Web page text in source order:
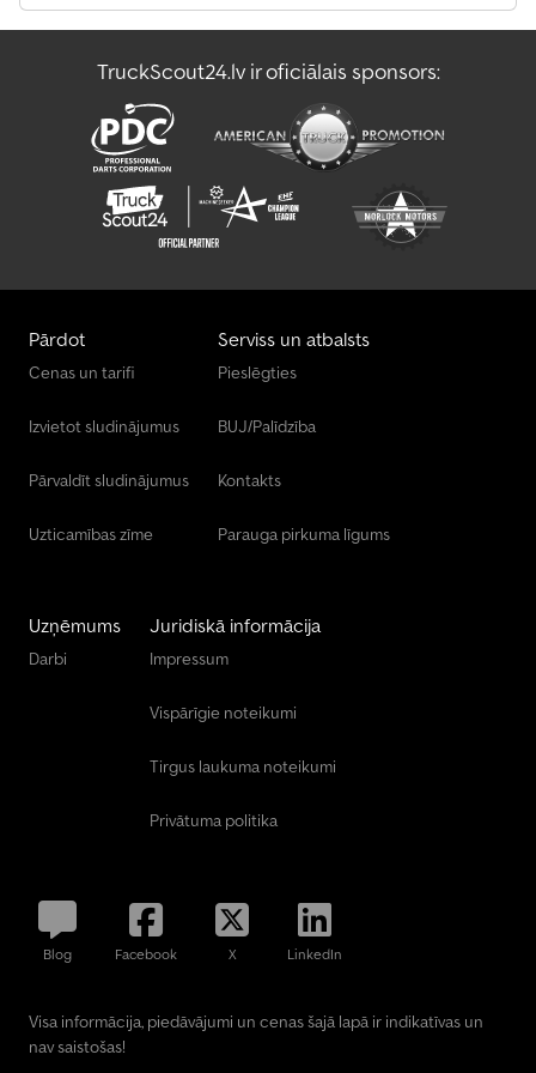
TruckScout24.lv ir oficiālais sponsors:
Pārdot
Cenas un tarifi
Izvietot sludinājumus
Pārvaldīt sludinājumus
Uzticamības zīme
Serviss un atbalsts
Pieslēgties
BUJ/Palīdzība
Kontakts
Parauga pirkuma līgums
Uzņēmums
Darbi
Juridiskā informācija
Impressum
Vispārīgie noteikumi
Tirgus laukuma noteikumi
Privātuma politika
Blog Facebook X LinkedIn
Visa informācija, piedāvājumi un cenas šajā lapā ir indikatīvas un
nav saistošas!